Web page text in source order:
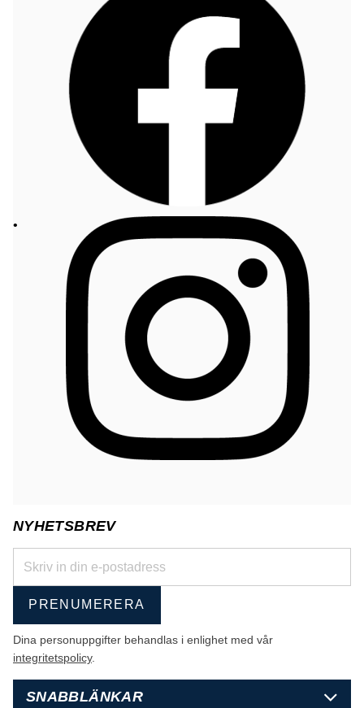
NYHETSBREV
PRENUMERERA
Dina personuppgifter behandlas i enlighet med vår
integritetspolicy.
SNABBLÄNKAR